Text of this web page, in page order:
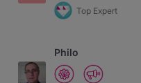
Top Expert
Philo